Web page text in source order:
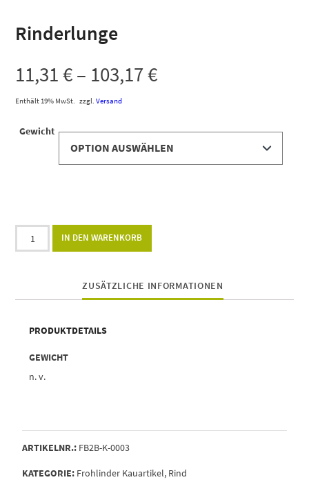
Rinderlunge
11,31€– 103,17€
Enthält 19% MwSt. zzgl.Versand
Gewicht
IN DEN WARENKORB
ZUSÄTZLICHE INFORMATIONEN
PRODUKTDETAILS
GEWICHT
n. v.
ARTIKELNR.: FB2B-K-0003
KATEGORIE: Frohlinder Kauartikel, Rind